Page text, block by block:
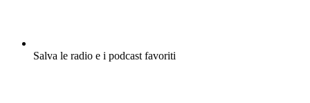
Salva le radio e i podcast favoriti